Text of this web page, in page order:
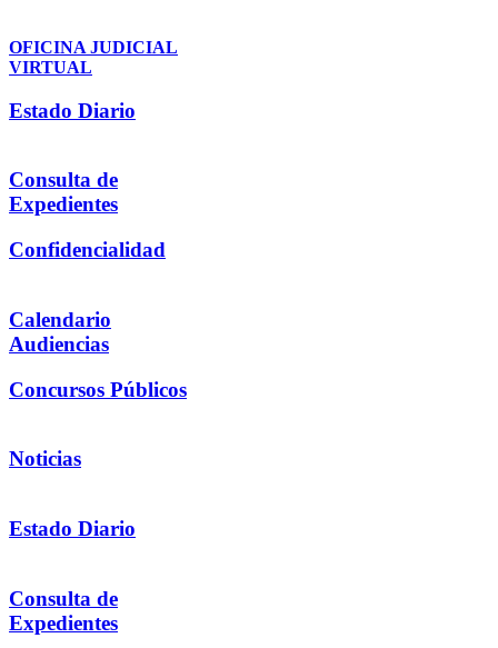
OFICINA JUDICIAL
VIRTUAL
Estado Diario
Consulta de
Expedientes
Confidencialidad
Calendario
Audiencias
Concursos Públicos
Noticias
Estado Diario
Consulta de
Expedientes